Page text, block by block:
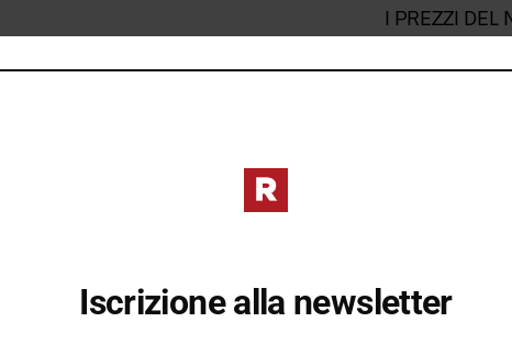
I PREZZI DEL
DIVERSI DAL
Iscrizione alla newsletter